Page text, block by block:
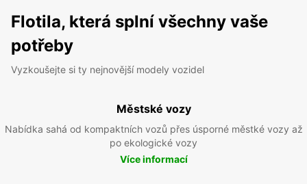
Flotila, která splní všechny vaše
potřeby
Vyzkoušejte si ty nejnovější modely vozidel
Městské vozy
Nabídka sahá od kompaktních vozů přes úsporné městké vozy až
po ekologické vozy
Více informací